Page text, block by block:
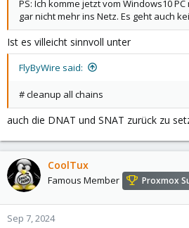
PS: Ich komme jetzt vom Windows10
gar nicht mehr ins Netz. Es geht auch
Ist es villeicht sinnvoll unter
FlyByWire said:
# cleanup all chains
auch die DNAT und SNAT zurück zu
CoolTux
Famous Member Proxmox
Sep 7, 2024